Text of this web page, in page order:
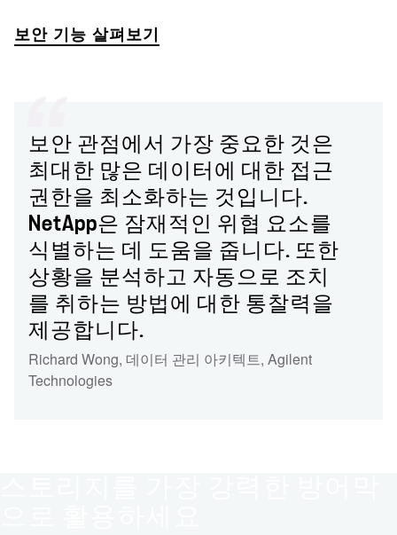
보안 기능 살펴보기
보안 관점에서 가장 중요한 것은
최대한 많은 데이터에 대한 접근
권한을 최소화하는 것입니다.
NetApp은 잠재적인 위협 요소를
식별하는 데 도움을 줍니다. 또한
상황을 분석하고 자동으로 조치
를 취하는 방법에 대한 통찰력을
제공합니다.
Richard Wong, 데이터 관리 아키텍트, Agilent
Technologies